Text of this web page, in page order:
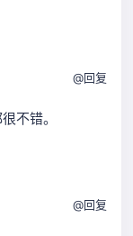
不错。
@回复
@回复